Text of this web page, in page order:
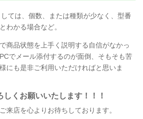
ては、個数、または種類が少なく、型番
わかる場合など。
商品状態を上手く説明する自信がなかっ
でメール添付するのが面倒、そもそも苦
にも是非ご利用いただければと思いま
しくお願いいたします！！！
来店を心よりお待ちしております。